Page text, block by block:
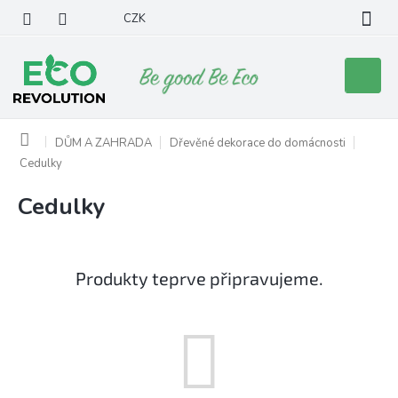
obsah
CZK
košík
Domů DŮM A ZAHRADA
Dřevěné dekorace do domácnosti
Cedulky
Cedulky
Produkty teprve připravujeme.